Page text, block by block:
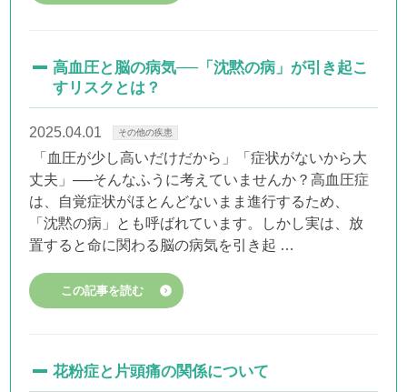
高血圧と脳の病気──「沈黙の病」が引き起こ
すリスクとは？
2025.04.01 その他の疾患
「血圧が少し高いだけだから」「症状がないから大
丈夫」──そんなふうに考えていませんか？高血圧症
は、自覚症状がほとんどないまま進行するため、
「沈黙の病」とも呼ばれています。しかし実は、放
置すると命に関わる脳の病気を引き起 …
この記事を読む
花粉症と片頭痛の関係について